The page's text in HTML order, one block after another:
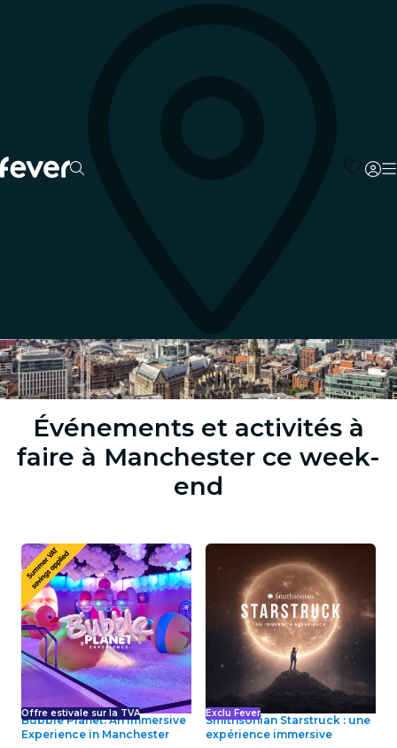
Événements et activités à
faire à Manchester ce week-
end
Offre estivale sur la TVA
Bubble Planet: An Immersive
Experience in Manchester
Exclu Fever
Smithsonian Starstruck : une
expérience immersive